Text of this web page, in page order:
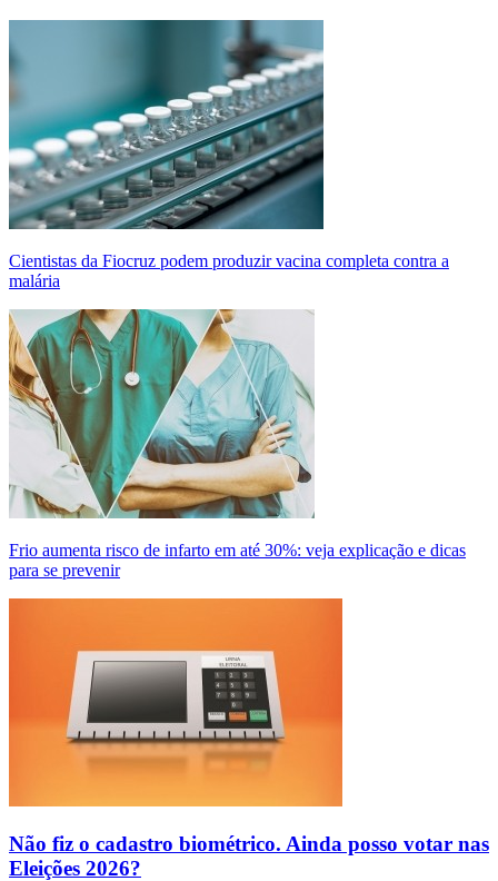
Cientistas da Fiocruz podem produzir vacina completa contra a
malária
Frio aumenta risco de infarto em até 30%: veja explicação e dicas
para se prevenir
Não fiz o cadastro biométrico. Ainda posso votar nas
Eleições 2026?